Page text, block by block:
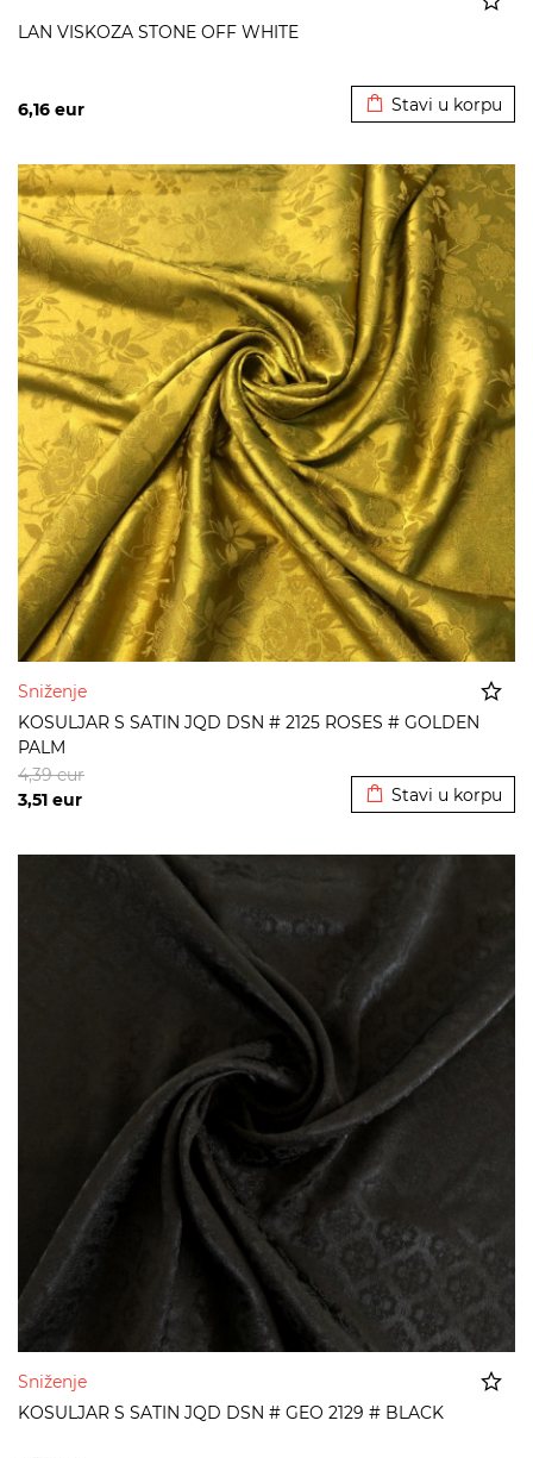
LAN VISKOZA STONE OFF WHITE
6,16 eur Stavi u korpu
Sniženje
KOSULJAR S SATIN JQD DSN # 2125 ROSES # GOLDEN
PALM
3,51 eur
4,39eur
Stavi u korpu
Sniženje
KOSULJAR S SATIN JQD DSN # GEO 2129 # BLACK